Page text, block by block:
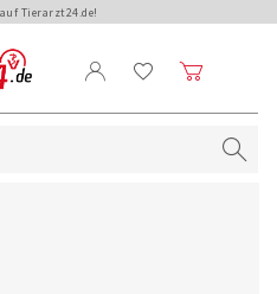
Tierarzt24.de!